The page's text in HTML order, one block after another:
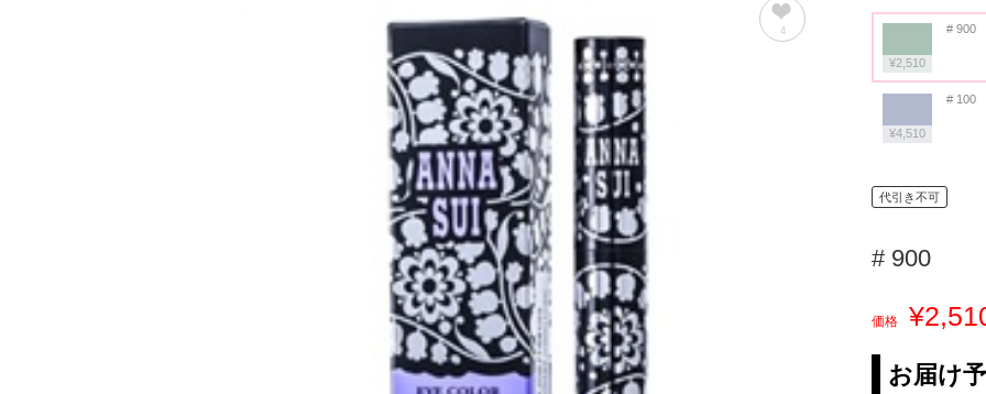
4
¥2,510
# 900
¥4,510
# 100
代引き不可
# 900
価格
お届け